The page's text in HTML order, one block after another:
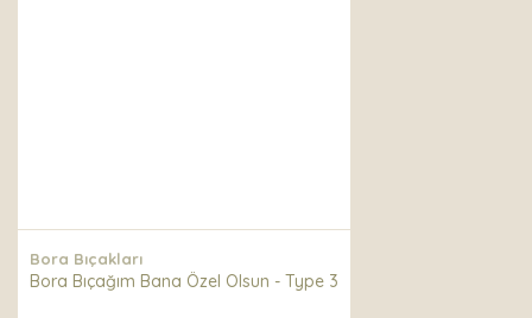
Bora Bıçakları
Bora Bıçağım Bana Özel Olsun - Type 3